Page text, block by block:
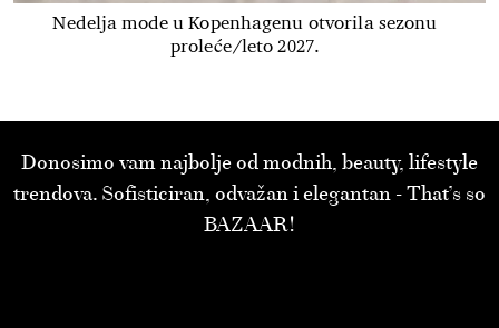
Nedelja mode u Kopenhagenu otvorila sezonu
proleće/leto 2027.
Donosimo vam najbolje od modnih, beauty, lifestyle
trendova. Sofisticiran, odvažan i elegantan - That’s so
BAZAAR!